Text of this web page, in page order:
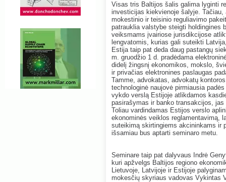
Visas tris Baltijos šalis galima lyginti
investicijas kiekvienoje šalyje.
mokestinio ir teisinio reguliavimo
patrauklia valstybe steigti holdingines
veiksmams įvairiose jurisdikcijose
lengvatomis, kurias gali suteikti
Estija taip pat deda daug pastangų
m. gruodžio 1 d. pradėdama
didelį žingsnį ekonomikos, mokslo,
ir privačias elektronines paslaugas
Tamme, advokatas, advokatų
technologinė naujovė pirmiausia
vykdo verslą Estijoje atlikdamos
pasirašymas ir banko transakcijos,
Toliau vardindamas Estijos verslo
ekonominės veiklos reglamentavimą,
suteikimą skirtingiems akcininkams ir
išsamiau bus aptarti seminaro metu.
Seminare taip pat dalyvaus Indrė
kuri apžvelgs Baltijos regiono
Lietuvoje, Latvijoje ir Estijoje
mokesčių skyriaus vadovas Vykintas